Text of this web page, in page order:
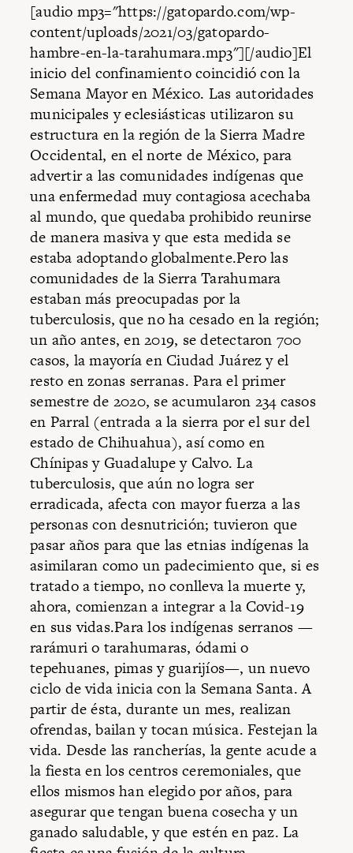
[audio mp3="https://gatopardo.com/wp-
content/uploads/2021/03/gatopardo-
hambre-en-la-tarahumara.mp3"][/audio]El
inicio del confinamiento coincidió con la
Semana Mayor en México. Las autoridades
municipales y eclesiásticas utilizaron su
estructura en la región de la Sierra Madre
Occidental, en el norte de México, para
advertir a las comunidades indígenas que
una enfermedad muy contagiosa acechaba
al mundo, que quedaba prohibido reunirse
de manera masiva y que esta medida se
estaba adoptando globalmente.Pero las
comunidades de la Sierra Tarahumara
estaban más preocupadas por la
tuberculosis, que no ha cesado en la región;
un año antes, en 2019, se detectaron 700
casos, la mayoría en Ciudad Juárez y el
resto en zonas serranas. Para el primer
semestre de 2020, se acumularon 234 casos
en Parral (entrada a la sierra por el sur del
estado de Chihuahua), así como en
Chínipas y Guadalupe y Calvo. La
tuberculosis, que aún no logra ser
erradicada, afecta con mayor fuerza a las
personas con desnutrición; tuvieron que
pasar años para que las etnias indígenas la
asimilaran como un padecimiento que, si es
tratado a tiempo, no conlleva la muerte y,
ahora, comienzan a integrar a la Covid-19
en sus vidas.Para los indígenas serranos —
rarámuri o tarahumaras, ódami o
tepehuanes, pimas y guarijíos—, un nuevo
ciclo de vida inicia con la Semana Santa. A
partir de ésta, durante un mes, realizan
ofrendas, bailan y tocan música. Festejan la
vida. Desde las rancherías, la gente acude a
la fiesta en los centros ceremoniales, que
ellos mismos han elegido por años, para
asegurar que tengan buena cosecha y un
ganado saludable, y que estén en paz. La